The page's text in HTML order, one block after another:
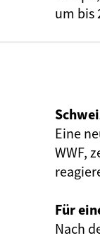
um bis
Eine
WWF,
Für
Nach